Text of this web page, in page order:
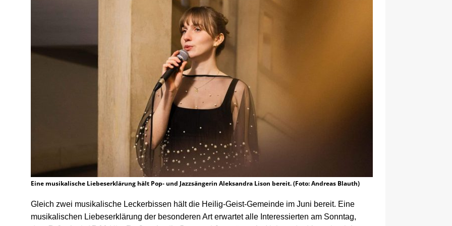
Eine musikalische Liebeserklärung hält Pop- und Jazzsängerin Aleksandra Lison bereit. (Foto: Andreas Blauth)
Gleich zwei musikalische Leckerbissen hält die Heilig-Geist-Gemeinde im Juni bereit. Eine
musikalischen Liebeserklärung der besonderen Art erwartet alle Interessierten amSonntag,